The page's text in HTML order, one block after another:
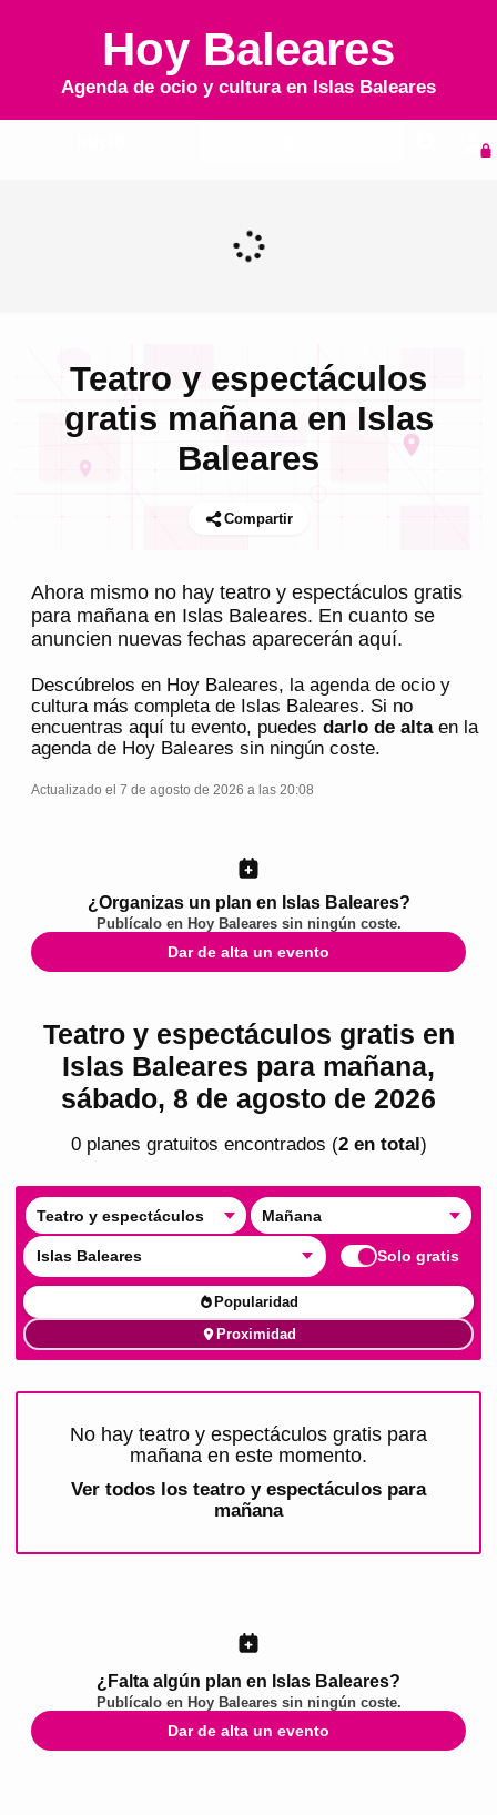
Hoy Baleares
Agenda de ocio y cultura en Islas Baleares
Teatro y espectáculos
gratis mañana en Islas
Baleares
Compartir
Ahora mismo no hay teatro y espectáculos gratis
para mañana en Islas Baleares. En cuanto se
anuncien nuevas fechas aparecerán aquí.
Descúbrelos en Hoy Baleares, la agenda de ocio y
cultura más completa de Islas Baleares. Si no
encuentras aquí tu evento, puedes darlo de altaen la
agenda de Hoy Baleares sin ningún coste.
Actualizado el 7 de agosto de 2026 a las 20:08
¿Organizas un plan en Islas Baleares?
Publícalo en Hoy Balearessin ningún coste.
Dar de alta un evento
Teatro y espectáculos gratis en
Islas Baleares para mañana,
sábado, 8 de agosto de 2026
0planes gratuitos encontrados (2en total)
Teatro y espectáculos Mañana
Islas Baleares Solo gratis
Popularidad
Proximidad
No hay teatro y espectáculos gratis para
mañana en este momento.
Ver todos los teatro y espectáculos para
mañana
¿Falta algún plan en Islas Baleares?
Publícalo en Hoy Balearessin ningún coste.
Dar de alta un evento